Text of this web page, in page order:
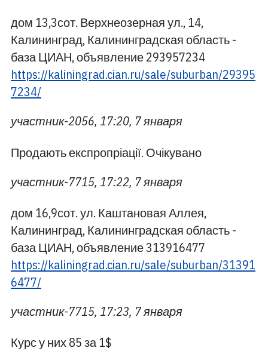
дом 13,3сот. Верхнеозерная ул., 14,
Калининград, Калининградская область -
база ЦИАН, объявление 293957234
https://kaliningrad.cian.ru/sale/suburban/29395
7234/
участник-2056, 17:20, 7 января
Продають експропріації. Очікувано
участник-7715, 17:22, 7 января
дом 16,9сот. ул. Каштановая Аллея,
Калининград, Калининградская область -
база ЦИАН, объявление 313916477
https://kaliningrad.cian.ru/sale/suburban/31391
6477/
участник-7715, 17:23, 7 января
Курс у них 85 за 1$